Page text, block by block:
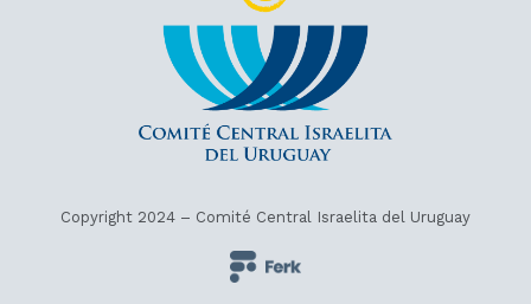
Copyright 2024 – Comité Central Israelita del Uruguay